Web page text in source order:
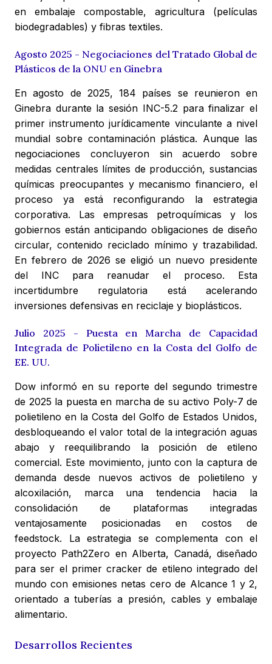
en embalaje compostable, agricultura (películas
biodegradables) y fibras textiles.
Agosto 2025 - Negociaciones del Tratado Global de
Plásticos de la ONU en Ginebra
En agosto de 2025, 184 países se reunieron en
Ginebra durante la sesión INC-5.2 para finalizar el
primer instrumento jurídicamente vinculante a nivel
mundial sobre contaminación plástica. Aunque las
negociaciones concluyeron sin acuerdo sobre
medidas centrales límites de producción, sustancias
químicas preocupantes y mecanismo financiero, el
proceso ya está reconfigurando la estrategia
corporativa. Las empresas petroquímicas y los
gobiernos están anticipando obligaciones de diseño
circular, contenido reciclado mínimo y trazabilidad.
En febrero de 2026 se eligió un nuevo presidente
del INC para reanudar el proceso. Esta
incertidumbre regulatoria está acelerando
inversiones defensivas en reciclaje y bioplásticos.
Julio 2025 - Puesta en Marcha de Capacidad
Integrada de Polietileno en la Costa del Golfo de
EE. UU.
Dow informó en su reporte del segundo trimestre
de 2025 la puesta en marcha de su activo Poly-7 de
polietileno en la Costa del Golfo de Estados Unidos,
desbloqueando el valor total de la integración aguas
abajo y reequilibrando la posición de etileno
comercial. Este movimiento, junto con la captura de
demanda desde nuevos activos de polietileno y
alcoxilación, marca una tendencia hacia la
consolidación de plataformas integradas
ventajosamente posicionadas en costos de
feedstock. La estrategia se complementa con el
proyecto Path2Zero en Alberta, Canadá, diseñado
para ser el primer cracker de etileno integrado del
mundo con emisiones netas cero de Alcance 1 y 2,
orientado a tuberías a presión, cables y embalaje
alimentario.
Desarrollos Recientes